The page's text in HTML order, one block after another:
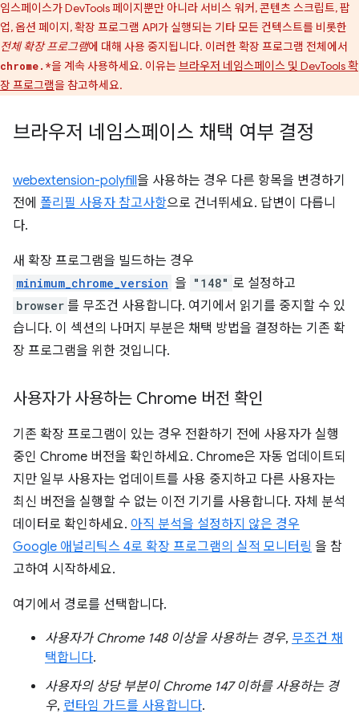
임스페이스가 DevTools 페이지뿐만 아니라 서비스 워커, 콘텐츠 스크립트, 팝
업, 옵션 페이지, 확장 프로그램 API가 실행되는 기타 모든 컨텍스트를 비롯한
전체 확장 프로그램에 대해 사용 중지됩니다. 이러한 확장 프로그램 전체에서
chrome.*을 계속 사용하세요. 이유는브라우저 네임스페이스 및 DevTools 확
장 프로그램을 참고하세요.
브라우저 네임스페이스 채택 여부 결정
webextension-polyfill을 사용하는 경우 다른 항목을 변경하기
전에 폴리필 사용자 참고사항으로 건너뛰세요. 답변이 다릅니
다.
새 확장 프로그램을 빌드하는 경우
minimum_chrome_version 을 "148" 로 설정하고
browser 를 무조건 사용합니다. 여기에서 읽기를 중지할 수 있
습니다. 이 섹션의 나머지 부분은 채택 방법을 결정하는 기존 확
장 프로그램을 위한 것입니다.
사용자가 사용하는 Chrome 버전 확인
기존 확장 프로그램이 있는 경우 전환하기 전에 사용자가 실행
중인 Chrome 버전을 확인하세요. Chrome은 자동 업데이트되
지만 일부 사용자는 업데이트를 사용 중지하고 다른 사용자는
최신 버전을 실행할 수 없는 이전 기기를 사용합니다. 자체 분석
데이터로 확인하세요. 아직 분석을 설정하지 않은 경우
Google 애널리틱스 4로 확장 프로그램의 실적 모니터링 을 참
고하여 시작하세요.
여기에서 경로를 선택합니다.
사용자가 Chrome 148 이상을 사용하는 경우, 무조건 채
택합니다.
사용자의 상당 부분이 Chrome 147 이하를 사용하는 경
우, 런타임 가드를 사용합니다.